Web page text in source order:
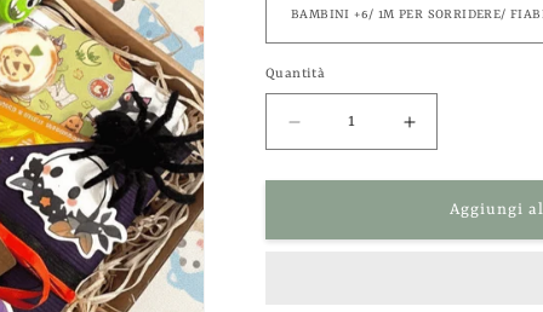
Quantità
Diminuisci
quantità
per
al
Aumenta
quantità
per
Appuntamento
al
Aggiungi